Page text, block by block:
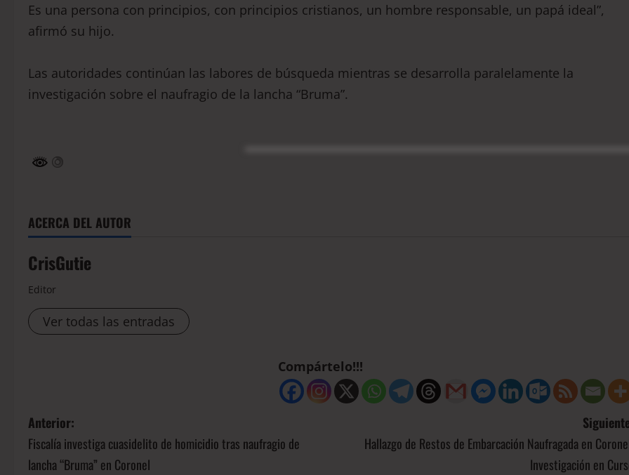
Es una persona con principios, con principios cristianos, un hombre responsable, un papá ideal”,
afirmó su hijo.
Las autoridades continúan las labores de búsqueda mientras se desarrolla paralelamente la
investigación sobre el naufragio de la lancha “Bruma”.
ACERCA DEL AUTOR
CrisGutie
Editor
Ver todas las entradas
Compártelo!!!
Anterior:
Fiscalía investiga cuasidelito de homicidio tras naufragio de
lancha “Bruma” en Coronel
Hallazgo de Restos de Embarcación Naufragada en
Investigación en